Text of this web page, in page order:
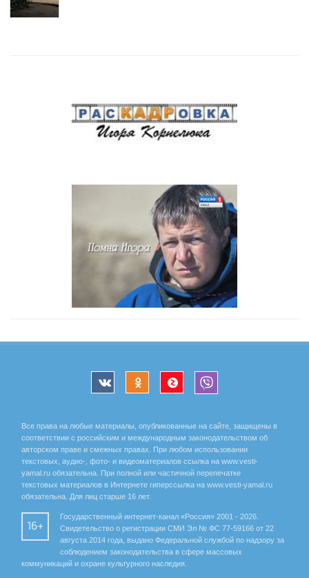
Все права на любые материалы, опубликованные на сайте, защищены в
соответствии с российским и международным законодательством об
авторском праве и смежных правах. При любом использовании
текстовых, аудио-, фото- и видеоматериалов ссылка на www.vesti-
yamal.ru обязательна. При полной или частичной перепечатке
текстовых материалов в Интернете гиперссылка на www.vesti-yamal.ru
обязательна. Для лиц старше 16 лет.
16+
Государственный интернет-канал «Россия» 2001 - 2026.
Свидетельство о регистрации СМИ Эл № ФС 77-59166 от 22
августа 2014 года, выдано Федеральной службой по надзору за
соблюдением законодательства в сфере массовых
коммуникаций и охране культурного наследия.